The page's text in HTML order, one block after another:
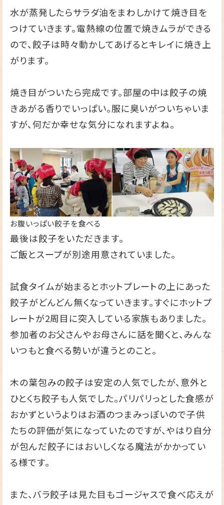
水が蒸発したらサラダ油をまわしかけて焼き目を
つけていきます。電熱線の位置で焼きムラができる
ので、餃子は時々動かしてあげるとキレイに焼き上
がります。
焼き目がついたら完成です。部屋の中は餃子の焼
きあがる香りでいっぱい。服に臭いがついちゃいま
すが、何だか幸せな気分になれますよね。
お腹いっぱい餃子を食べる
最後は餃子をいただきます。
ご飯とスープが別途用意されていました。
試食タイムが始まるとホットプレートの上にあった
餃子がどんどん無くなっていきます。すぐにホットプ
レートが2周目に突入している家族もありました。
参加者のお父さんやお母さんに話を聞くと、みんな
いつもと食べる勢いが違うとのこと。
木の葉包みの餃子は安定の人気でしたが、意外と
ひとくち餃子も人気でした。パリパリっとした食感が
おかずというよりはお酒のつまみっぽいので子供
たちの評価が気になっていたのですが、やはり自分
が包んだ餃子にはおいしくなる魔法がかかってい
る様です。
また、バラ餃子は見た目もゴージャスで食べ応えが